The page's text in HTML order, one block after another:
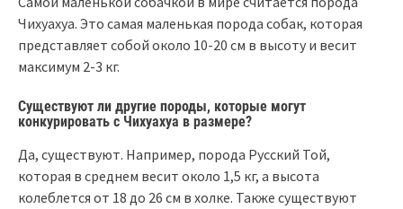
Чихуахуа. Это самая маленькая порода собак, которая
представляет собой около 10-20 см в высоту и весит
максимум 2-3 кг.
Существуют ли другие породы, которые могут
конкурировать с Чихуахуа в размере?
Да, существуют. Например, порода Русский Той,
которая в среднем весит около 1,5 кг, а высота
колеблется от 18 до 26 см в холке. Также существуют